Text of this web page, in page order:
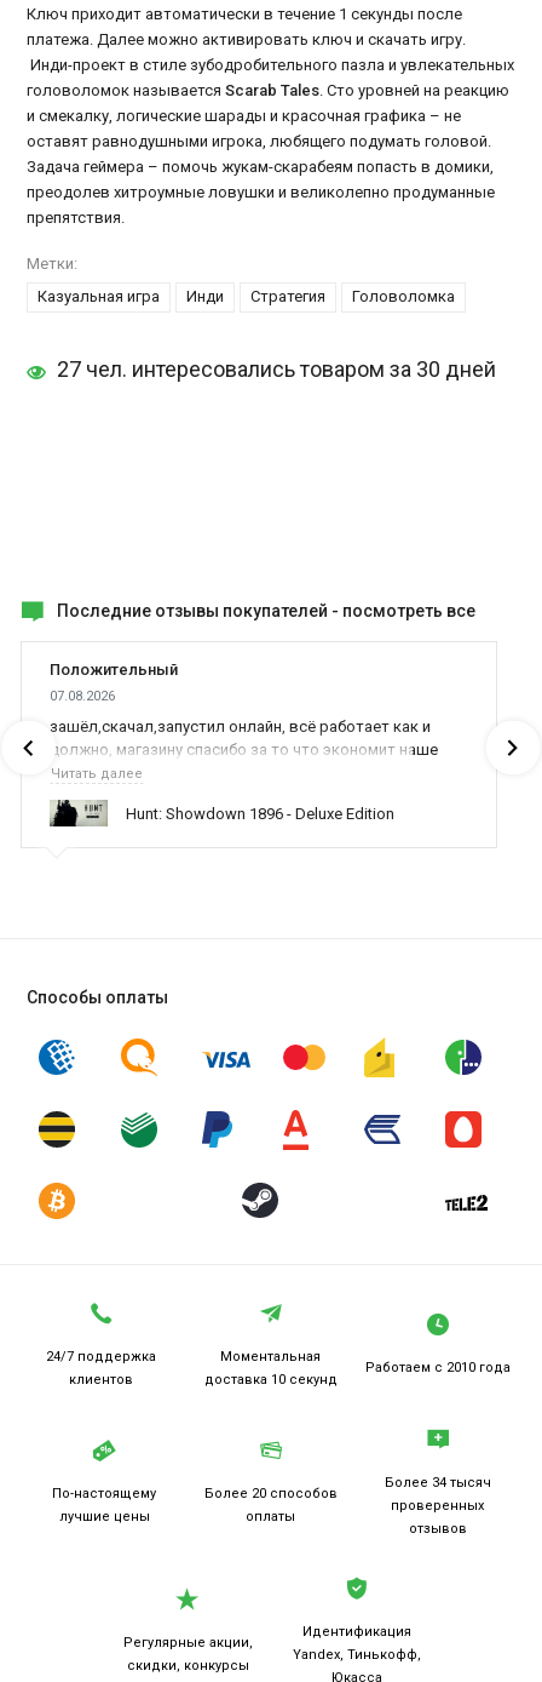
Ключ приходит автоматически в течение 1 секунды после
платежа. Далее можно активировать ключ и скачать игру.
Инди-проект в стиле зубодробительного пазла и увлекательных
головоломок называетсяScarab Tales. Сто уровней на реакцию
и смекалку, логические шарады и красочная графика – не
оставят равнодушными игрока, любящего подумать головой.
Задача геймера – помочь жукам-скарабеям попасть в домики,
преодолев хитроумные ловушки и великолепно продуманные
препятствия.
Метки:
Казуальная игра
Инди Стратегия Головоломка
27 чел. интересовались товаром за 30 дней
Последние отзывы покупателей - посмотреть все
Положительный
07.08.2026
зашёл,скачал,запустил онлайн, всё работает как и
должно, магазину спасибо за то что экономит наше
время,нервы и деньги, ребята вы красава оказываете
поддержку населению и походу из всех только вы и
оказываете помощь
Читать далее
Hunt: Showdown 1896 - Deluxe Edition
Способы оплаты
24/7 поддержка
клиентов
Моментальная
доставка 10 секунд
Работаем с 2010 года
По-настоящему
лучшие цены
Более 20 способов
оплаты
Более 34 тысяч
проверенных
отзывов
Регулярные акции,
скидки, конкурсы
Идентификация
Yandex, Тинькофф,
Юкасса